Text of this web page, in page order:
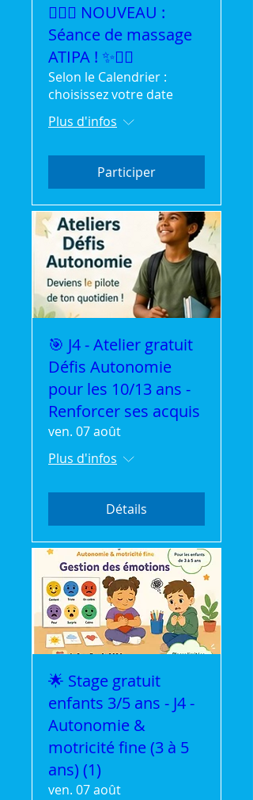
💆‍♀️✨ NOUVEAU :
Séance de massage
ATIPA ! ✨💆‍♂️
Selon le Calendrier :
choisissez votre date
Plus d'infos
Participer
🎯 J4 - Atelier gratuit
Défis Autonomie
pour les 10/13 ans -
Renforcer ses acquis
ven. 07 août
Plus d'infos
Détails
🌟 Stage gratuit
enfants 3/5 ans - J4 -
Autonomie &
motricité fine (3 à 5
ans) (1)
ven. 07 août